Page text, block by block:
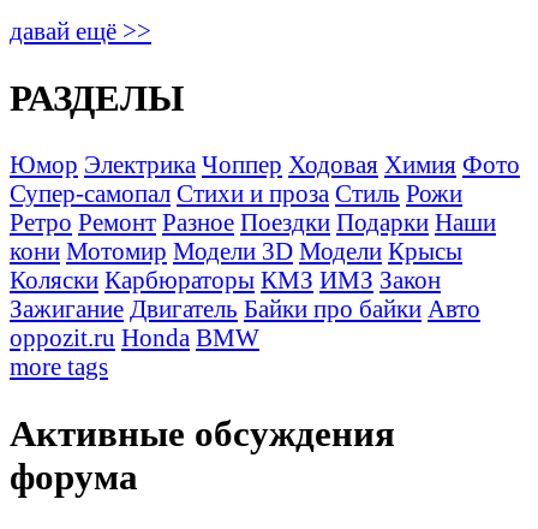
давай ещё >>
РАЗДЕЛЫ
Юмор Электрика Чоппер Ходовая Химия Фото
Супер-самопал Стихи и проза Стиль Рожи
Ретро Ремонт Разное Поездки Подарки Наши
кони Мотомир Модели 3D Модели Крысы
Коляски Карбюраторы КМЗ ИМЗ Закон
Зажигание Двигатель Байки про байки Авто
oppozit.ru Honda BMW
more tags
Активные обсуждения
форума